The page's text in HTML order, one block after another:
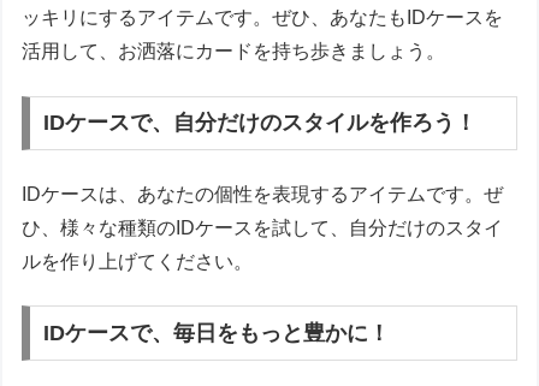
ッキリにするアイテムです。ぜひ、あなたもIDケースを
活用して、お洒落にカードを持ち歩きましょう。
IDケースで、自分だけのスタイルを作ろう！
IDケースは、あなたの個性を表現するアイテムです。ぜ
ひ、様々な種類のIDケースを試して、自分だけのスタイ
ルを作り上げてください。
IDケースで、毎日をもっと豊かに！